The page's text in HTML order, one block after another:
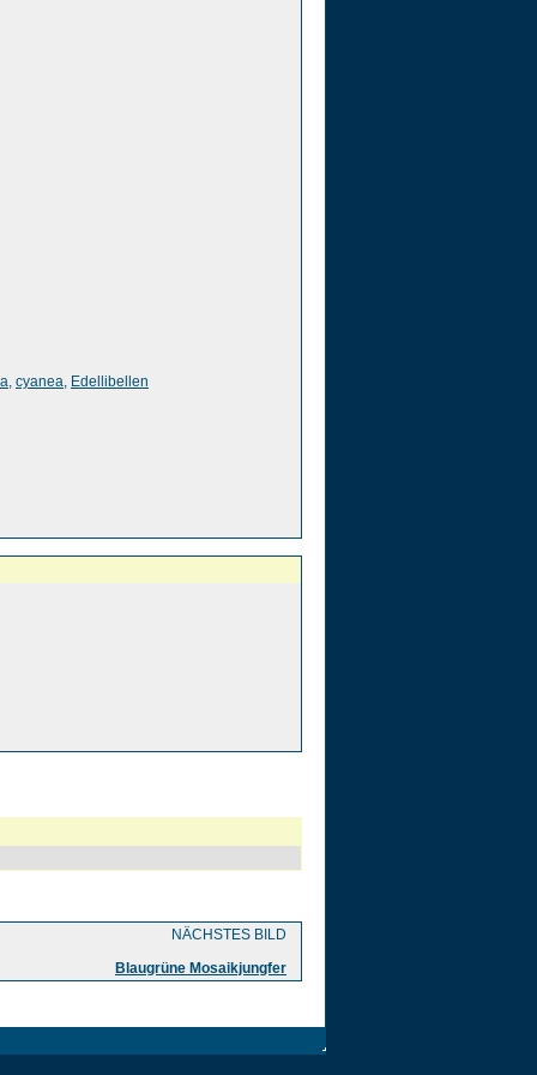
, cyanea, Edellibellen
NÄCHSTES BILD
Blaugrüne Mosaikjungfer